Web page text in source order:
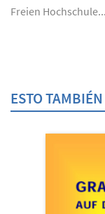
Freien Hochschule...
ESTO